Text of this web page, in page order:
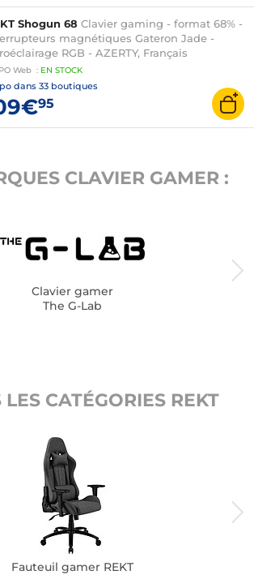
Shogun 68 Clavier gaming - format 68% -
magnétiques Gateron Jade -
RGB - AZERTY, Français
Web : EN STOCK
dans 33 boutiques
95
CLAVIER GAMER :
Clavier gamer
The G-Lab
LES CATÉGORIES REKT
Fauteuil gamer REKT